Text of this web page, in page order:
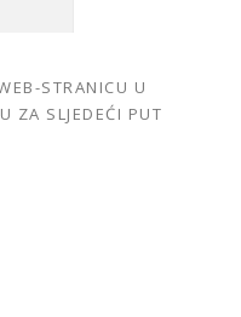
STRANICU U
ZA SLJEDEĆI PUT